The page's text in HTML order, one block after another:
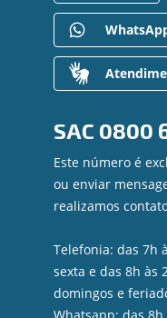
SAC 0800
Este número é
ou enviar
realizamos
Telefonia: das 7h
sexta e das 8h às
domingos e